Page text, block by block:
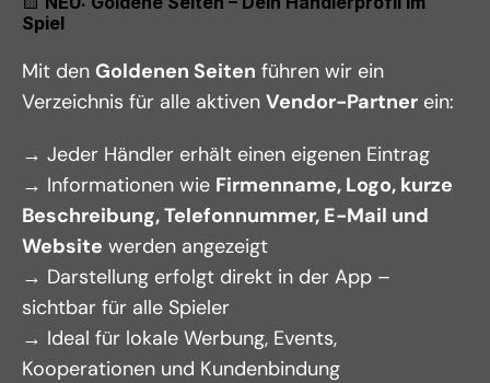
Spiel
Mit den Goldenen Seiten führen wir ein
Verzeichnis für alle aktiven Vendor-Partner ein:
→ Jeder Händler erhält einen eigenen Eintrag
→ Informationen wie Firmenname, Logo, kurze
Beschreibung, Telefonnummer, E-Mail und
Website werden angezeigt
→ Darstellung erfolgt direkt in der App –
sichtbar für alle Spieler
→ Ideal für lokale Werbung, Events,
Kooperationen und Kundenbindung